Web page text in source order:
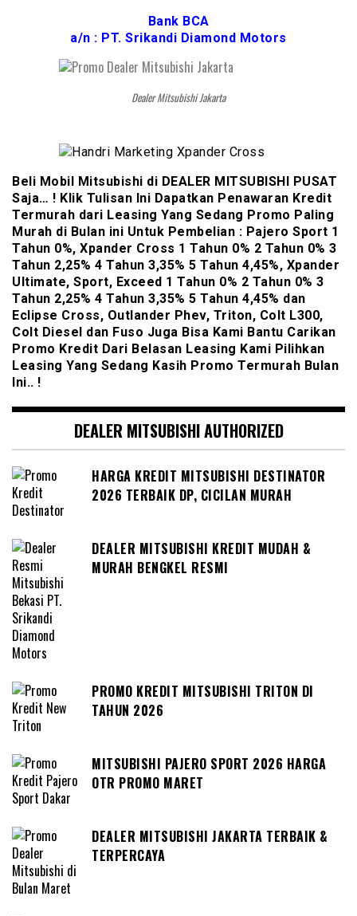
Bank BCA
a/n : PT. Srikandi Diamond Motors
Dealer Mitsubishi Jakarta
Beli Mobil Mitsubishi di DEALER MITSUBISHI PUSAT
Saja… ! Klik Tulisan Ini Dapatkan Penawaran Kredit
Termurah dari Leasing Yang Sedang Promo Paling
Murah di Bulan ini Untuk Pembelian : Pajero Sport 1
Tahun 0%, Xpander Cross 1 Tahun 0% 2 Tahun 0% 3
Tahun 2,25% 4 Tahun 3,35% 5 Tahun 4,45%, Xpander
Ultimate, Sport, Exceed 1 Tahun 0% 2 Tahun 0% 3
Tahun 2,25% 4 Tahun 3,35% 5 Tahun 4,45% dan
Eclipse Cross, Outlander Phev, Triton, Colt L300,
Colt Diesel dan Fuso Juga Bisa Kami Bantu Carikan
Promo Kredit Dari Belasan Leasing Kami Pilihkan
Leasing Yang Sedang Kasih Promo Termurah Bulan
Ini.. !
DEALER MITSUBISHI AUTHORIZED
HARGA KREDIT MITSUBISHI DESTINATOR
2026 TERBAIK DP, CICILAN MURAH
DEALER MITSUBISHI KREDIT MUDAH &
MURAH BENGKEL RESMI
PROMO KREDIT MITSUBISHI TRITON DI
TAHUN 2026
MITSUBISHI PAJERO SPORT 2026 HARGA
OTR PROMO MARET
DEALER MITSUBISHI JAKARTA TERBAIK &
TERPERCAYA